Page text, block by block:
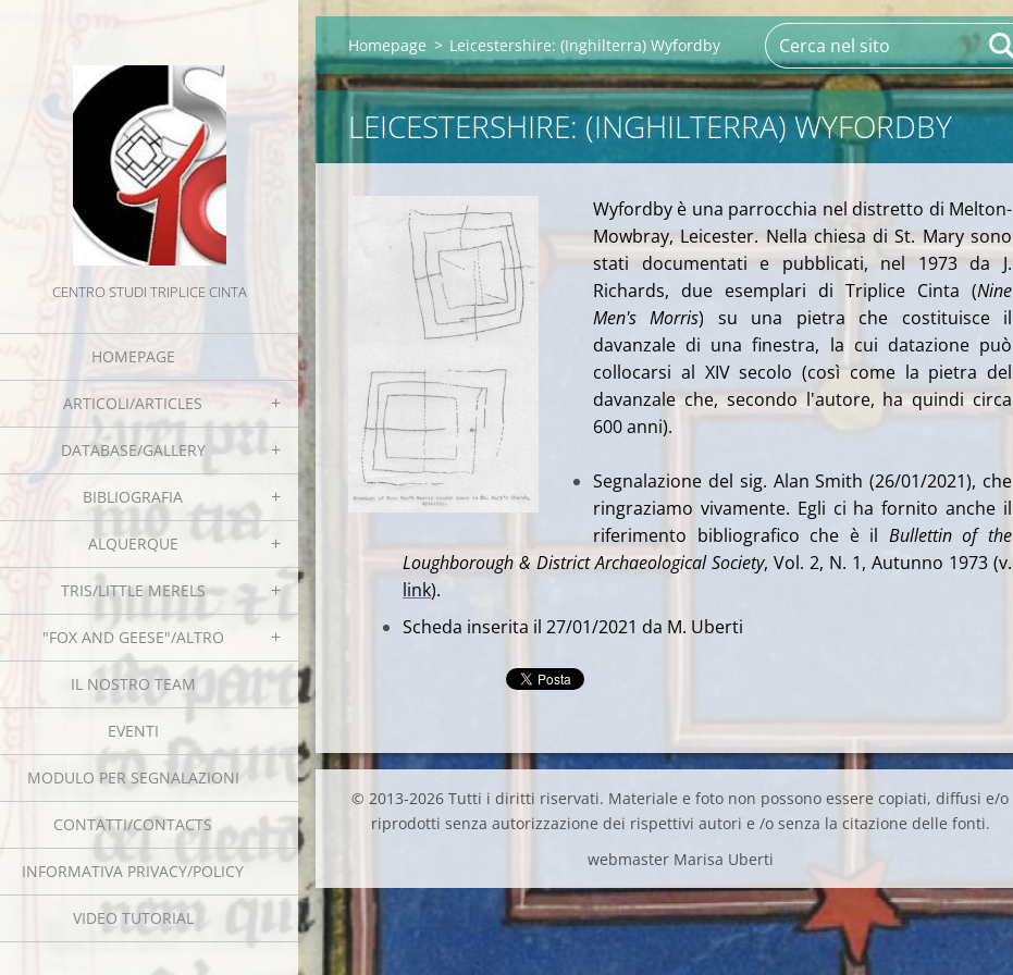
CENTRO STUDI TRIPLICE CINTA
HOMEPAGE
ARTICOLI/ARTICLES
DATABASE/GALLERY
BIBLIOGRAFIA
ALQUERQUE
TRIS/LITTLE MERELS
"FOX AND GEESE"/ALTRO
IL NOSTRO TEAM
EVENTI
MODULO PER SEGNALAZIONI
CONTATTI/CONTACTS
INFORMATIVA PRIVACY/POLICY
VIDEO TUTORIAL
Homepage > Leicestershire: (Inghilterra) Wyfordby
LEICESTERSHIRE: (INGHILTERRA) WYFORDBY
Wyfordby è una parrocchia nel distretto di Melton-
Mowbray, Leicester. Nella chiesa di St. Mary sono
stati documentati e pubblicati, nel 1973 da J.
Richards, due esemplari di Triplice Cinta (Nine
Men's Morris) su una pietra che costituisce il
davanzale di una finestra, la cui datazione può
collocarsi al XIV secolo (così come la pietra del
davanzale che, secondo l'autore, ha quindi circa
600 anni).
Segnalazione del sig. Alan Smith (26/01/2021), che
ringraziamo vivamente. Egli ci ha fornito anche il
riferimento bibliografico che è il Bullettin of the
Loughborough & District Archaeological Society, Vol. 2, N. 1, Autunno 1973 (v.
link).
Scheda inserita il 27/01/2021 da M. Uberti
© 2013-2026 Tutti i diritti riservati. Materiale e foto non possono essere copiati, diffusi e/o
riprodotti senza autorizzazione dei rispettivi autori e /o senza la citazione delle fonti.
webmaster Marisa Uberti